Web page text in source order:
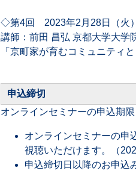
◇第4回 2023年2月28日（火）
講師：前田 昌弘 京都大学大学
「京町家が育むコミュニティと
申込締切
オンラインセミナーの申込期
オンラインセミナーの申
視聴いただけます。（
申込締切日以降のお申込